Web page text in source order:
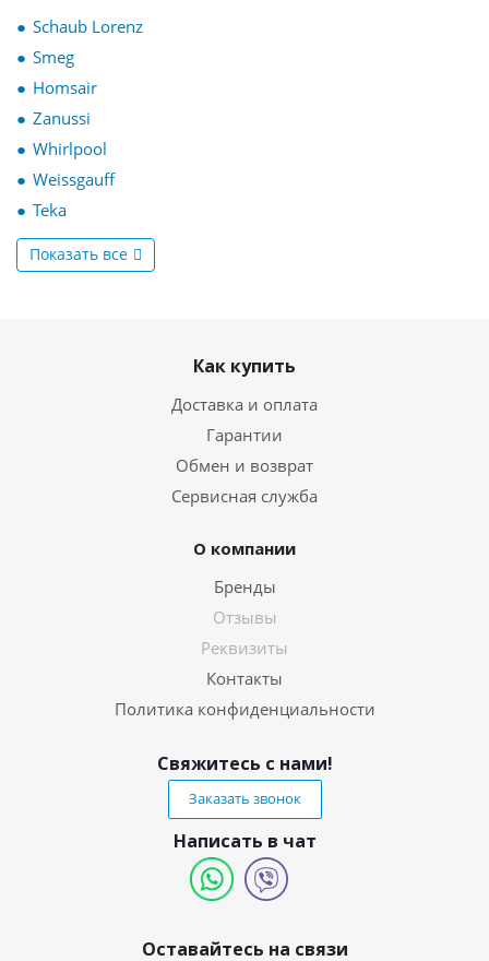
Schaub Lorenz
Smeg
Homsair
Zanussi
Whirlpool
Weissgauff
Teka
Показать все
Как купить
Доставка и оплата
Гарантии
Обмен и возврат
Сервисная служба
О компании
Бренды
Отзывы
Реквизиты
Контакты
Политика конфиденциальности
Свяжитесь с нами!
Заказать звонок
Написать в чат
Оставайтесь на связи